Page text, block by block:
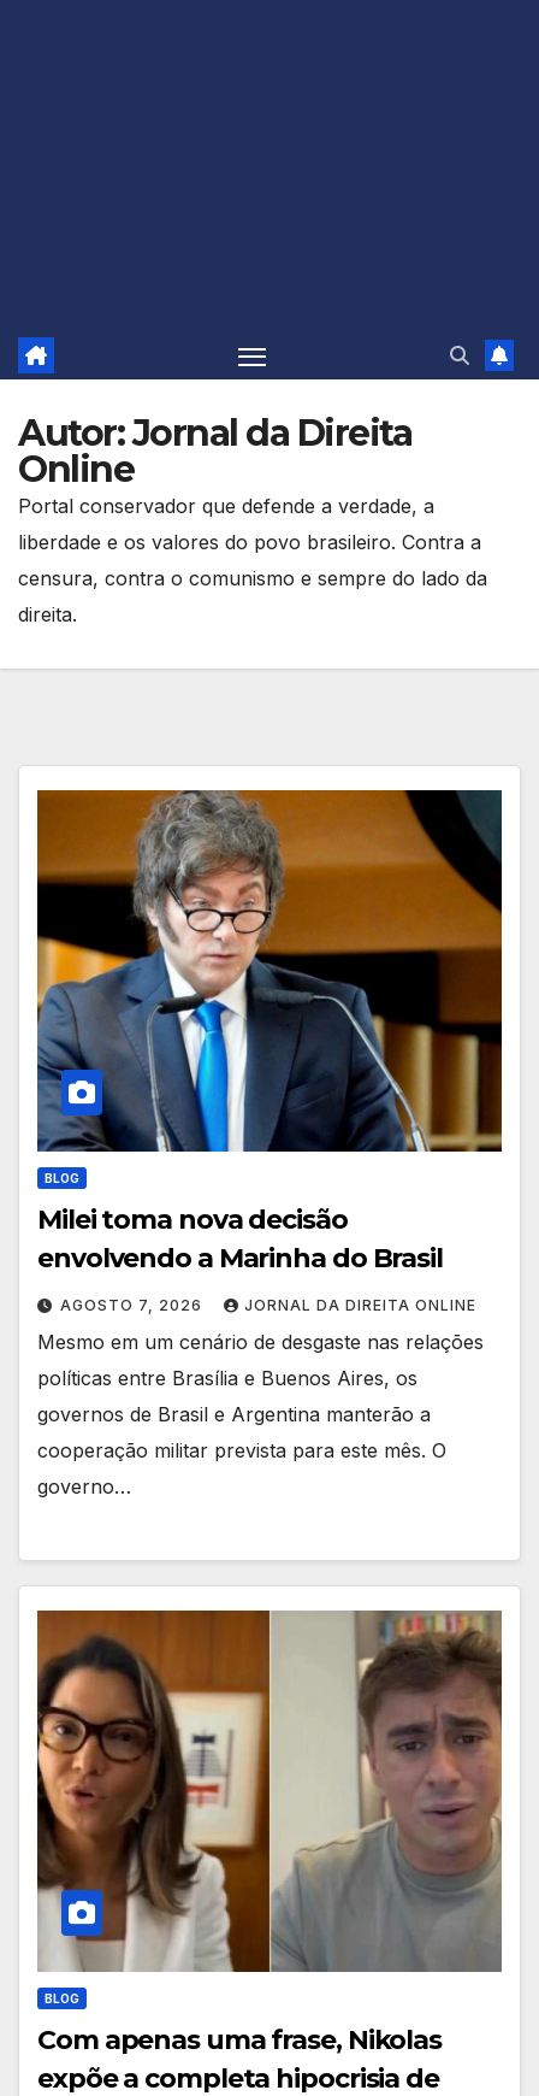
Autor:Jornal da Direita
Online
Portal conservador que defende a verdade, a
liberdade e os valores do povo brasileiro. Contra a
censura, contra o comunismo e sempre do lado da
direita.
BLOG
Milei toma nova decisão
envolvendo a Marinha do Brasil
AGOSTO 7, 2026 JORNAL DA DIREITA ONLINE
Mesmo em um cenário de desgaste nas relações
políticas entre Brasília e Buenos Aires, os
governos de Brasil e Argentina manterão a
cooperação militar prevista para este mês. O
governo…
BLOG
Com apenas uma frase, Nikolas
expõe a completa hipocrisia de